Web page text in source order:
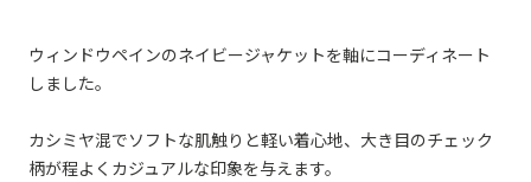
ウィンドウペインのネイビージャケットを軸にコーディネート
しました。
カシミヤ混でソフトな肌触りと軽い着心地、大き目のチェック
柄が程よくカジュアルな印象を与えます。